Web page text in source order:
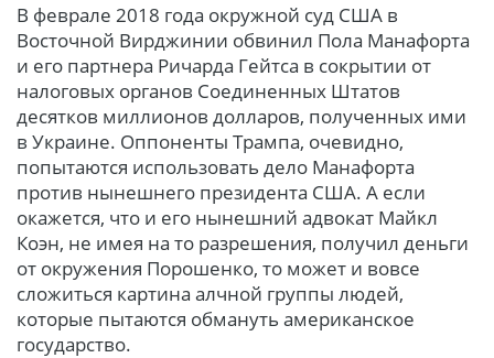
В феврале 2018 года окружной суд США в
Восточной Вирджинии обвинил Пола Манафорта
и его партнера Ричарда Гейтса в сокрытии от
налоговых органов Соединенных Штатов
десятков миллионов долларов, полученных ими
в Украине. Оппоненты Трампа, очевидно,
попытаются использовать дело Манафорта
против нынешнего президента США. А если
окажется, что и его нынешний адвокат Майкл
Коэн, не имея на то разрешения, получил деньги
от окружения Порошенко, то может и вовсе
сложиться картина алчной группы людей,
которые пытаются обмануть американское
государство.